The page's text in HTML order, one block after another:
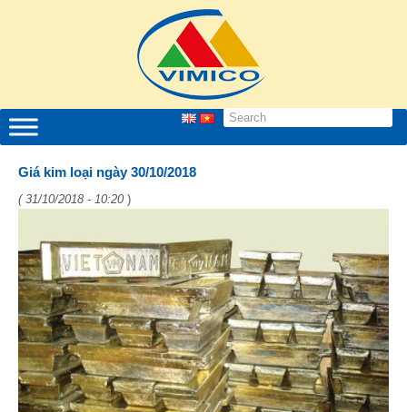
Giá kim loại ngày 30/10/2018
( 31/10/2018 - 10:20 )